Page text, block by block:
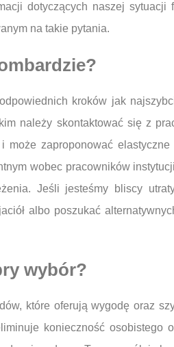
dotyczących naszej sytuacji
na takie pytania.
kroków jak
należy skontaktować się z
zaproponować
wobec pracowników
Jeśli jesteśmy bliscy
albo poszukać
wybór?
które oferują wygodę oraz
konieczność osobistego